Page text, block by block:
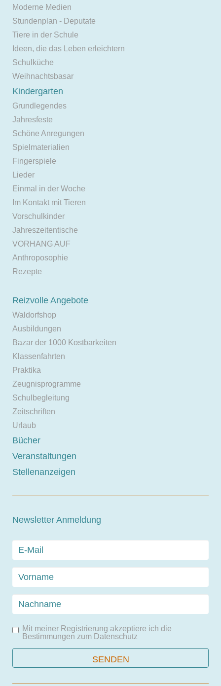
Moderne Medien
Stundenplan - Deputate
Tiere in der Schule
Ideen, die das Leben erleichtern
Schulküche
Weihnachtsbasar
Kindergarten
Grundlegendes
Jahresfeste
Schöne Anregungen
Spielmaterialien
Fingerspiele
Lieder
Einmal in der Woche
Im Kontakt mit Tieren
Vorschulkinder
Jahreszeitentische
VORHANG AUF
Anthroposophie
Rezepte
Reizvolle Angebote
Waldorfshop
Ausbildungen
Bazar der 1000 Kostbarkeiten
Klassenfahrten
Praktika
Zeugnisprogramme
Schulbegleitung
Zeitschriften
Urlaub
Bücher
Veranstaltungen
Stellenanzeigen
Newsletter Anmeldung
Mit meiner Registrierung akzeptiere ich die
Bestimmungen zum Datenschutz